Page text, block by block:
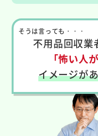
そうは言っても・・・
不用品回収業
「怖い人
イメージが